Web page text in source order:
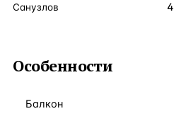
Санузлов 4
Особенности
Балкон